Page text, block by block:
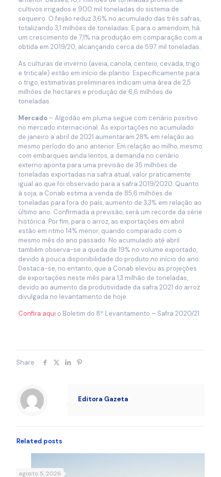
cultivos irrigados e 900 mil toneladas do sistema de
sequeiro. O feijão reduz 3,6% no acumulado das três safras,
totalizando 3,1 milhões de toneladas. E para o amendoim, há
um crescimento de 7,1% na produção em comparação com a
obtida em 2019/20, alcançando cerca de 597 mil toneladas.
As culturas de inverno (aveia, canola, centeio, cevada, trigo
e triticale) estão em início de plantio. Especificamente para
o trigo, estimativas preliminares indicam uma área de 2,5
milhões de hectares e produção de 6,6 milhões de
toneladas.
Mercado– Algodão em pluma segue com cenário positivo
no mercado internacional. As exportações no acumulado
de janeiro a abril de 2021 aumentaram 28% em relação ao
mesmo período do ano anterior. Em relação ao milho, mesmo
com embarques ainda lentos, a demanda no cenário
externo aponta para uma previsão de 35 milhões de
toneladas exportadas na safra atual, valor praticamente
igual ao que foi observado para a safra 2019/2020. Quanto
à soja, a Conab estima a venda de 85,6 milhões de
toneladas para fora do país, aumento de 3,3% em relação ao
último ano. Confirmada a previsão, será um recorde da série
histórica. Por fim, para o arroz, as exportações em abril
estão em ritmo 14% menor, quando comparado com o
mesmo mês do ano passado. No acumulado até abril
também observa-se a queda de 19% no volume exportado,
devido à pouca disponibilidade do produto no início do ano.
Destaca-se, no entanto, que a Conab elevou as projeções
de exportações neste mês para 1,3 milhão de toneladas,
devido ao aumento da produtividade da safra 2021 do arroz
divulgada no levantamento de hoje.
Confira aqui o Boletim do 8º Levantamento – Safra 2020/21.
Share
Editora Gazeta
Related posts
agosto 5, 2026